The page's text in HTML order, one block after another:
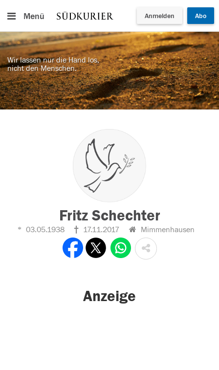
Menü Anmelden Abo
Wir lassen nur die Hand los,
nicht den Menschen.
Fritz Schechter
03.05.1938 17.11.2017 Mimmenhausen
Anzeige